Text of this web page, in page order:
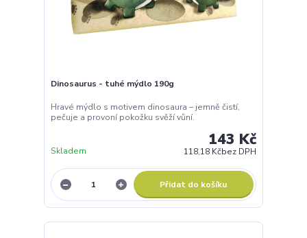
Dinosaurus - tuhé mýdlo 190g
Hravé mýdlo s motivem dinosaura – jemně čistí,
pečuje a provoní pokožku svěží vůní.
143 Kč
118,18 Kčbez DPH
Skladem
Přidat do košíku